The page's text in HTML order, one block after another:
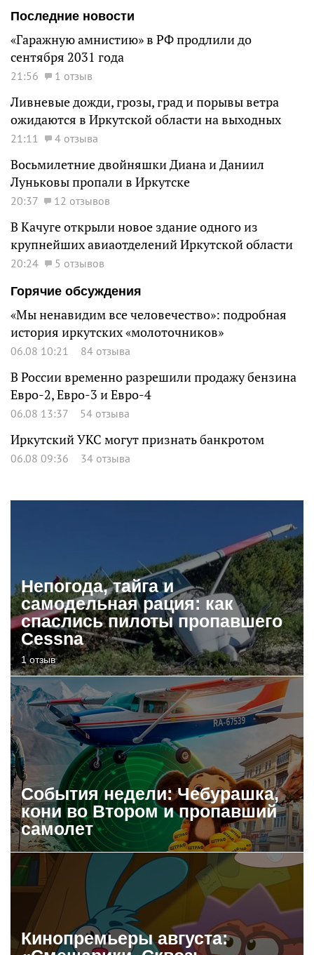
Последние новости
«Гаражную амнистию» в РФ продлили до
сентября 2031 года
21:56 1 отзыв
Ливневые дожди, грозы, град и порывы ветра
ожидаются в Иркутской области на выходных
21:11 4 отзыва
Восьмилетние двойняшки Диана и Даниил
Луньковы пропали в Иркутске
20:37 12 отзывов
В Качуге открыли новое здание одного из
крупнейших авиаотделений Иркутской области
20:24
5 отзывов
Горячие обсуждения
«Мы ненавидим все человечество»: подробная
история иркутских «молоточников»
06.08 10:21 84 отзыва
В России временно разрешили продажу бензина
Евро-2, Евро-3 и Евро-4
06.08 13:37 54 отзыва
Иркутский УКС могут признать банкротом
06.08 09:36 34 отзыва
Непогода, тайга и
самодельная рация: как
спаслись пилоты пропавшего
Cessna
1 отзыв
События недели: Чебурашка,
кони во Втором и пропавший
самолет
Кинопремьеры августа: